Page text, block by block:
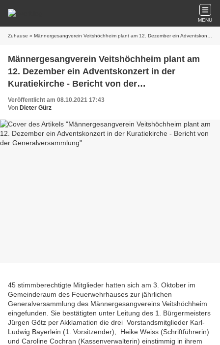
MENU
Zuhause » Männergesangverein Veitshöchheim plant am 12. Dezember ein Adventskonzert in der Kuratiekirche - Bericht von der Generalversammlung
Männergesangverein Veitshöchheim plant am
12. Dezember ein Adventskonzert in der
Kuratiekirche - Bericht von der
Generalversammlung
Veröffentlicht am 08.10.2021 17:43
Von Dieter Gürz
45 stimmberechtigte Mitglieder hatten sich am 3. Oktober im
Gemeinderaum des Feuerwehrhauses zur jährlichen
Generalversammlung des Männergesangvereins Veitshöchheim
eingefunden. Sie bestätigten unter Leitung des 1. Bürgermeisters
Jürgen Götz per Akklamation die drei Vorstandsmitglieder Karl-
Ludwig Bayerlein (1. Vorsitzender), Heike Weiss (Schriftführerin)
und Caroline Cochran (Kassenverwalterin) einstimmig in ihrem